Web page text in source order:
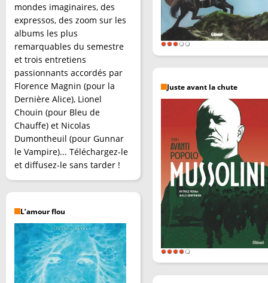
mondes imaginaires, des
expressos, des zoom sur les
albums les plus
remarquables du semestre
et trois entretiens
passionnants accordés par
Florence Magnin (pour la
Dernière Alice), Lionel
Chouin (pour Bleu de
Chauffe) et Nicolas
Dumontheuil (pour Gunnar
le Vampire)... Téléchargez-le
et diffusez-le sans tarder !
L’amour flou
Juste avant la chute